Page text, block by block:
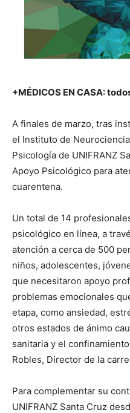
+MÉDICOS EN CASA:
A finales de marzo, tras
el Instituto de
Psicología de UNIFRANZ
Apoyo Psicológico para
cuarentena.
Un total de 14
psicológico en línea, a
atención a cerca de 500
niños, adolescentes,
que necesitaron apoyo
problemas emocionales
etapa, como ansiedad,
otros estados de ánimo
sanitaria y el
Robles, Director de la
Para complementar su
UNIFRANZ Santa Cruz